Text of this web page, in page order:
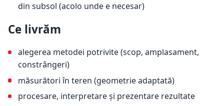
din subsol (acolo unde e necesar)
Ce livrăm
alegerea metodei potrivite (scop, amplasament,
constrângeri)
măsurători în teren (geometrie adaptată)
procesare, interpretare și prezentare rezultate